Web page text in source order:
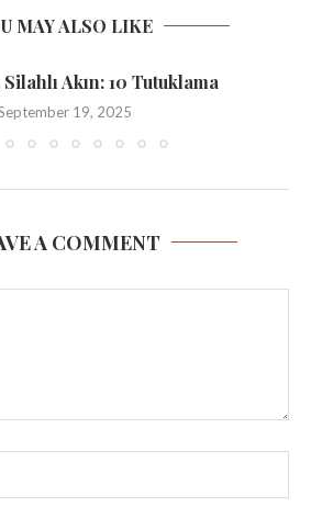
MAY ALSO LIKE
Silahlı Akın: 10 Tutuklama
19, 2025
A COMMENT